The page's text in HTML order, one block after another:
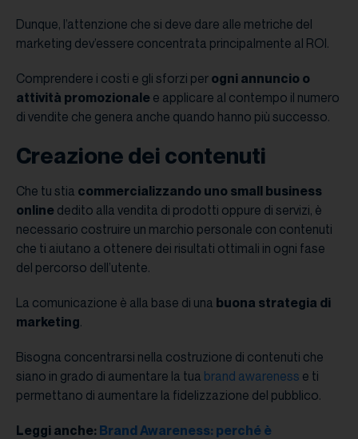
Dunque, l’attenzione che si deve dare alle metriche del
marketing dev’essere concentrata principalmente al ROI.
Comprendere i costi e gli sforzi per ogni annuncio o
attività promozionale e applicare al contempo il numero
di vendite che genera anche quando hanno più successo.
Creazione dei contenuti
Che tu stia commercializzando uno small business
online dedito alla vendita di prodotti oppure di servizi, è
necessario costruire un marchio personale con contenuti
che ti aiutano a ottenere dei risultati ottimali in ogni fase
del percorso dell’utente.
La comunicazione è alla base di una buona strategia di
marketing.
Bisogna concentrarsi nella costruzione di contenuti che
siano in grado di aumentare la tua brand awareness e ti
permettano di aumentare la fidelizzazione del pubblico.
Leggi anche: Brand Awareness: perché è